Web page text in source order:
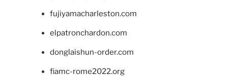
fujiyamacharleston.com
elpatronchardon.com
donglaishun-order.com
fiamc-rome2022.org